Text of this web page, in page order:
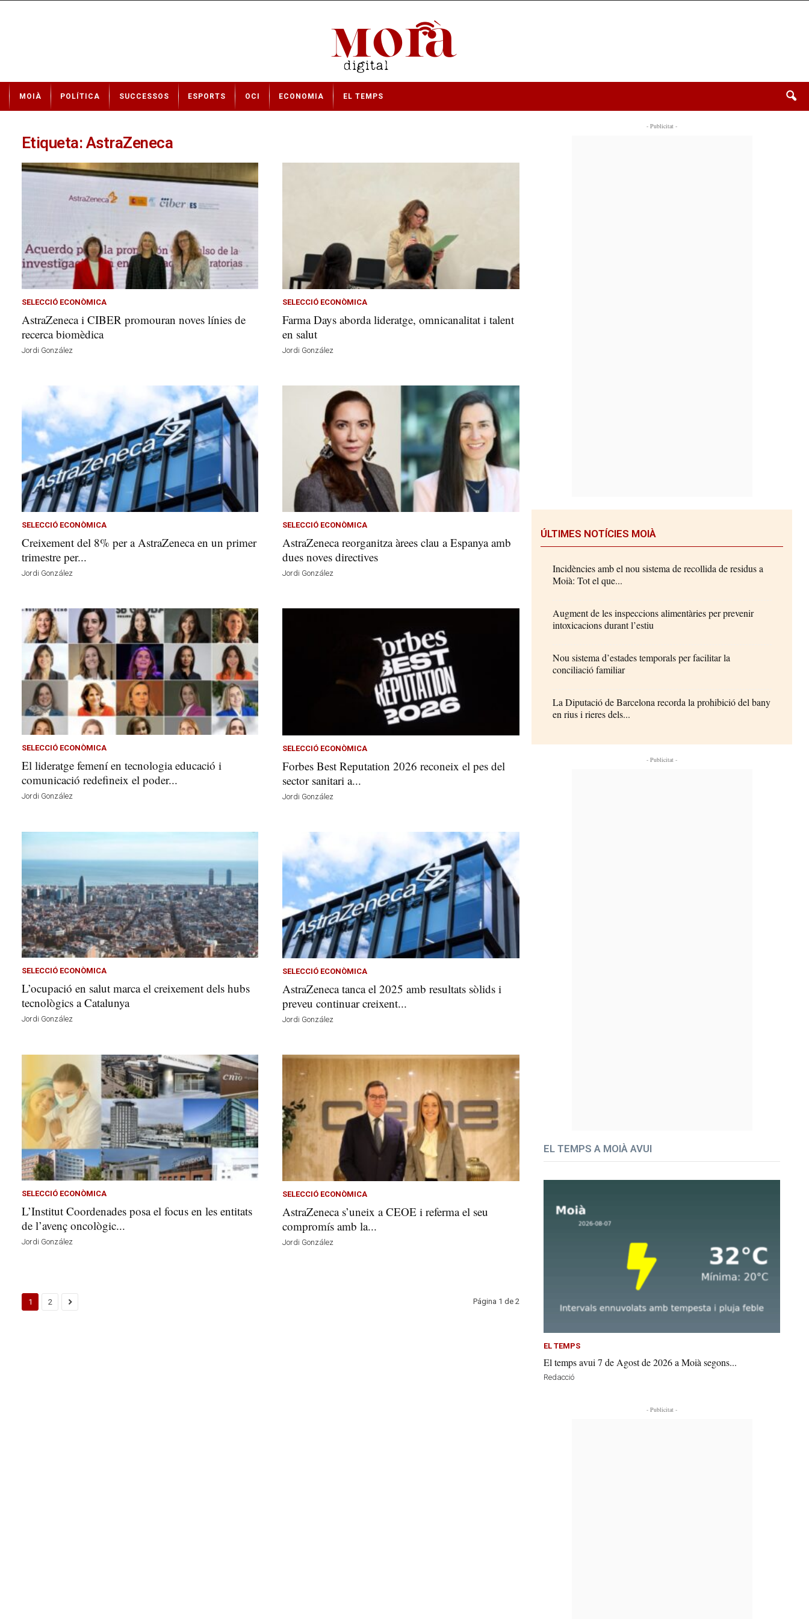
t
MOIÀ POLÍTICA SUCCESSOS ESPORTS OCI ECONOMIA EL TEMPS
Etiqueta: AstraZeneca
SELECCIÓ ECONÒMICA
AstraZeneca i CIBER promouran noves línies de
recerca biomèdica
Jordi González
SELECCIÓ ECONÒMICA
Farma Days aborda lideratge, omnicanalitat i talent
en salut
Jordi González
SELECCIÓ ECONÒMICA
Creixement del 8% per a AstraZeneca en un primer
trimestre per...
Jordi González
SELECCIÓ ECONÒMICA
AstraZeneca reorganitza àrees clau a Espanya amb
dues noves directives
Jordi González
SELECCIÓ ECONÒMICA
El lideratge femení en tecnologia educació i
comunicació redefineix el poder...
Jordi González
SELECCIÓ ECONÒMICA
Forbes Best Reputation 2026 reconeix el pes del
sector sanitari a...
Jordi González
SELECCIÓ ECONÒMICA
L’ocupació en salut marca el creixement dels hubs
tecnològics a Catalunya
Jordi González
SELECCIÓ ECONÒMICA
AstraZeneca tanca el 2025 amb resultats sòlids i
preveu continuar creixent...
Jordi González
SELECCIÓ ECONÒMICA
L’Institut Coordenades posa el focus en les entitats
de l’avenç oncològic...
Jordi González
SELECCIÓ ECONÒMICA
AstraZeneca s’uneix a CEOE i referma el seu
compromís amb la...
Jordi González
1 2 Página 1 de 2
- Publicitat -
ÚLTIMES NOTÍCIES MOIÀ
Incidències amb el nou sistema de recollida de residus a
Moià: Tot el que...
Augment de les inspeccions alimentàries per prevenir
intoxicacions durant l’estiu
Nou sistema d’estades temporals per facilitar la
conciliació familiar
La Diputació de Barcelona recorda la prohibició del bany
en rius i rieres dels...
- Publicitat -
EL TEMPS A MOIÀ AVUI
EL TEMPS
El temps avui 7 de Agost de 2026 a Moià segons...
Redacció
- Publicitat -